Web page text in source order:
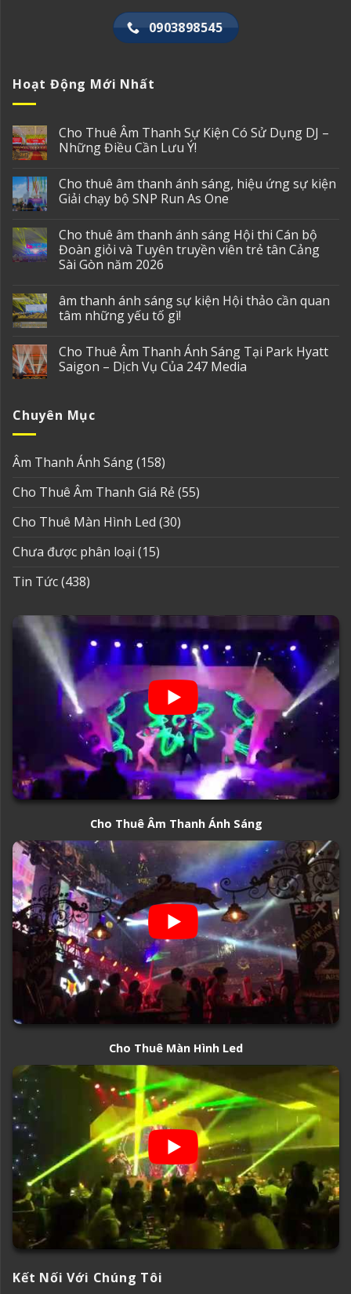
0903898545
Hoạt Động Mới Nhất
Cho Thuê Âm Thanh Sự Kiện Có Sử Dụng DJ –
Những Điều Cần Lưu Ý!
Cho thuê âm thanh ánh sáng, hiệu ứng sự kiện
Giải chạy bộ SNP Run As One
Cho thuê âm thanh ánh sáng Hội thi Cán bộ
Đoàn giỏi và Tuyên truyền viên trẻ tân Cảng
Sài Gòn năm 2026
âm thanh ánh sáng sự kiện Hội thảo cần quan
tâm những yếu tố gì!
Cho Thuê Âm Thanh Ánh Sáng Tại Park Hyatt
Saigon – Dịch Vụ Của 247 Media
Chuyên Mục
Âm Thanh Ánh Sáng(158)
Cho Thuê Âm Thanh Giá Rẻ(55)
Cho Thuê Màn Hình Led (30)
Chưa được phân loại (15)
Tin Tức(438)
Cho Thuê Âm Thanh Ánh Sáng
Cho Thuê Màn Hình Led
Kết Nối Với Chúng Tôi